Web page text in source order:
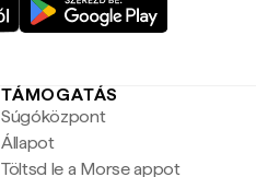
TÁMOGATÁS
Súgóközpont
Állapot
Töltsd le a Morse appot